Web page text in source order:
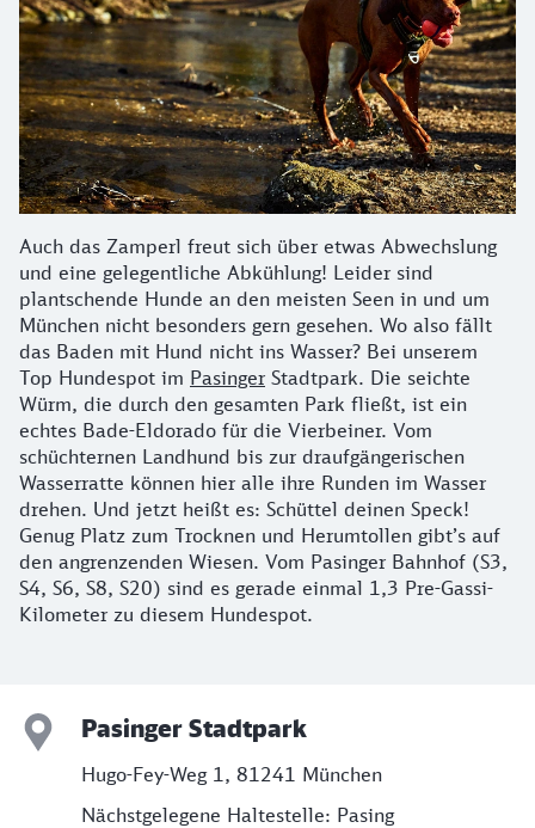
Auch das Zamperl freut sich über etwas Abwechslung
und eine gelegentliche Abkühlung! Leider sind
plantschende Hunde an den meisten Seen in und um
München nicht besonders gern gesehen. Wo also fällt
das Baden mit Hund nicht ins Wasser? Bei unserem
Top Hundespot im Pasinger Stadtpark. Die seichte
Würm, die durch den gesamten Park fließt, ist ein
echtes Bade-Eldorado für die Vierbeiner. Vom
schüchternen Landhund bis zur draufgängerischen
Wasserratte können hier alle ihre Runden im Wasser
drehen. Und jetzt heißt es: Schüttel deinen Speck!
Genug Platz zum Trocknen und Herumtollen gibt’s auf
den angrenzenden Wiesen. Vom Pasinger Bahnhof (S3,
S4, S6, S8, S20) sind es gerade einmal 1,3 Pre-Gassi-
Kilometer zu diesem Hundespot.
Pasinger Stadtpark
Hugo-Fey-Weg 1, 81241 München
Nächstgelegene Haltestelle: Pasing